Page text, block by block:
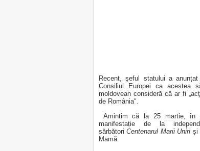
Recent, şeful statului a
Consiliul Europei ca acestea
moldovean consideră că ar fi
de România".
Amintim că la 25 martie, în
manifestație de la
sărbătoriCentenarul Marii Uniri și
Mamă.